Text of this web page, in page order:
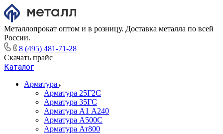
Металлопрокат оптом и в розницу. Доставка металла по всей
России.
8 (495) 481-71-28
Скачать прайс
Каталог
Арматура
Арматура 25Г2С
Арматура 35ГС
Арматура А1 А240
Арматура А500С
Арматура Ат800